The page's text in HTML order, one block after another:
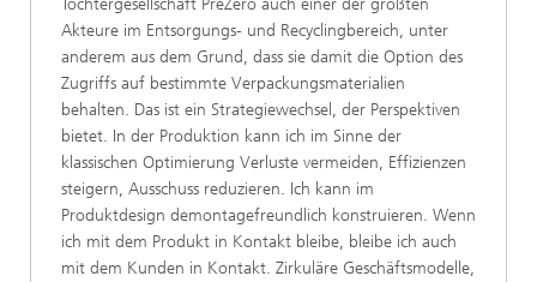
Akteure im Entsorgungs- und Recyclingbereich, unter
anderem aus dem Grund, dass sie damit die Option des
Zugriffs auf bestimmte Verpackungsmaterialien
behalten. Das ist ein Strategiewechsel, der Perspektiven
bietet. In der Produktion kann ich im Sinne der
klassischen Optimierung Verluste vermeiden, Effizienzen
steigern, Ausschuss reduzieren. Ich kann im
Produktdesign demontagefreundlich konstruieren. Wenn
ich mit dem Produkt in Kontakt bleibe, bleibe ich auch
mit dem Kunden in Kontakt. Zirkuläre Geschäftsmodelle,